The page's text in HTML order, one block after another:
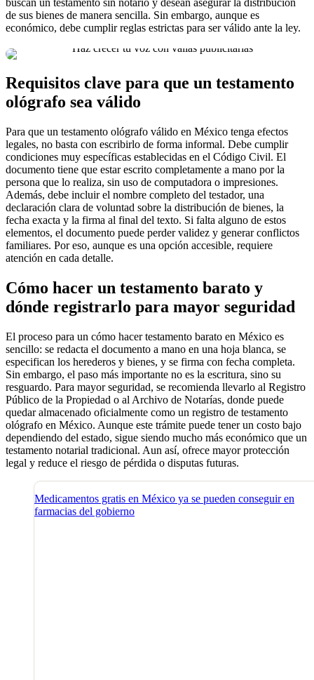
buscan un testamento sin notario y desean asegurar la distribución
de sus bienes de manera sencilla. Sin embargo, aunque es
económico, debe cumplir reglas estrictas para ser válido ante la ley.
Requisitos clave para que un testamento
ológrafo sea válido
Para que un testamento ológrafo válido en México tenga efectos
legales, no basta con escribirlo de forma informal. Debe cumplir
condiciones muy específicas establecidas en el Código Civil. El
documento tiene que estar escrito completamente a mano por la
persona que lo realiza, sin uso de computadora o impresiones.
Además, debe incluir el nombre completo del testador, una
declaración clara de voluntad sobre la distribución de bienes, la
fecha exacta y la firma al final del texto. Si falta alguno de estos
elementos, el documento puede perder validez y generar conflictos
familiares. Por eso, aunque es una opción accesible, requiere
atención en cada detalle.
Cómo hacer un testamento barato y
dónde registrarlo para mayor seguridad
El proceso para un cómo hacer testamento barato en México es
sencillo: se redacta el documento a mano en una hoja blanca, se
especifican los herederos y bienes, y se firma con fecha completa.
Sin embargo, el paso más importante no es la escritura, sino su
resguardo. Para mayor seguridad, se recomienda llevarlo al Registro
Público de la Propiedad o al Archivo de Notarías, donde puede
quedar almacenado oficialmente como un registro de testamento
ológrafo en México. Aunque este trámite puede tener un costo bajo
dependiendo del estado, sigue siendo mucho más económico que un
testamento notarial tradicional. Aun así, ofrece mayor protección
legal y reduce el riesgo de pérdida o disputas futuras.
Medicamentos gratis en México ya se pueden conseguir en
farmacias del gobierno